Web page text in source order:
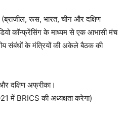
रूस, भारत, चीन और दक्षिण
कॉन्फ्रेंसिंग के माध्यम से एक आभासी मंच
संबंधों के मंत्रियों की अकेले बैठक की
दक्षिण अफ्रीका।
में BRICS की अध्यक्षता करेगा)